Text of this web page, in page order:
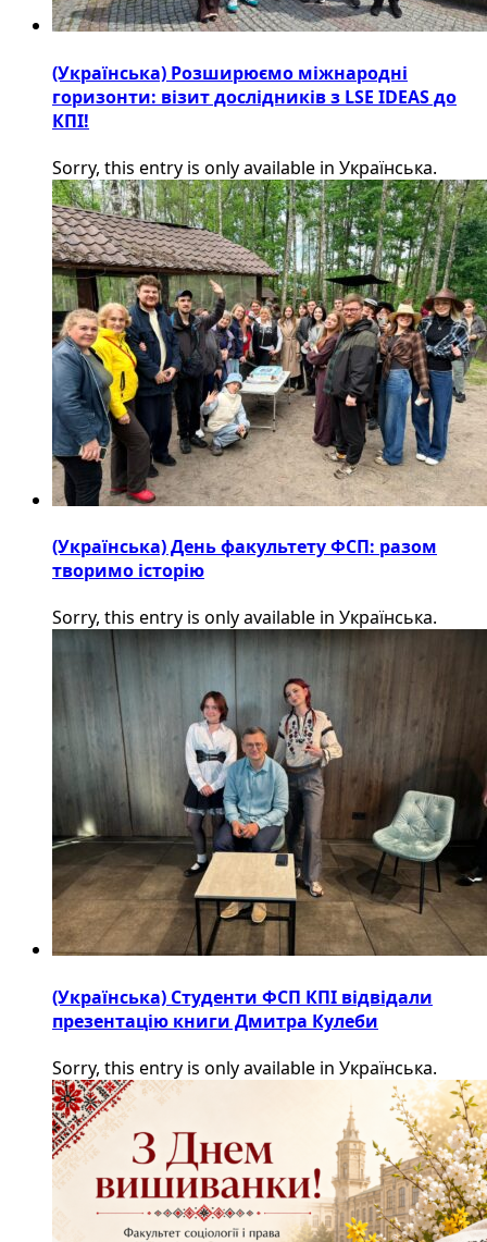
(Українська) Розширюємо міжнародні
горизонти: візит дослідників з LSE IDEAS до
КПІ!
Sorry, this entry is only available in Українська.
(Українська) День факультету ФСП: разом
творимо історію
Sorry, this entry is only available in Українська.
(Українська) Студенти ФСП КПІ відвідали
презентацію книги Дмитра Кулеби
Sorry, this entry is only available in Українська.